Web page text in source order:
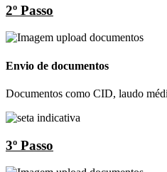
2º Passo
Envio de documentos
Documentos como CID, laudo
3º Passo